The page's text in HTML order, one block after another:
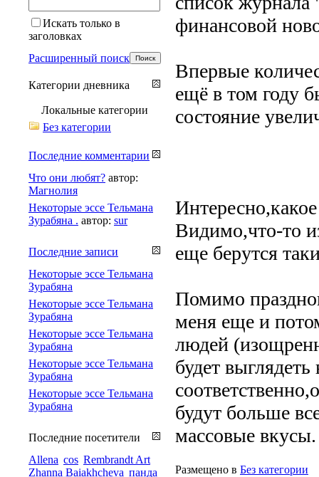
финансовой
Впервые
ещё в том году
состояние
Видимо,что-то
еще берутся
Помимо
меня еще и
людей
будет
будут больше
массовые вкусы.
Размещено в Без категории
Искать только в
заголовках
Расширенный поиск
Категории дневника
Локальные категории
Без категории
Последние комментарии
Что они любят? автор:
Магнолия
Некоторые эссе Тельмана
Зурабяна . автор: sur
Последние записи
Некоторые эссе Тельмана
Зурабяна
Некоторые эссе Тельмана
Зурабяна
Некоторые эссе Тельмана
Зурабяна
Некоторые эссе Тельмана
Зурабяна
Некоторые эссе Тельмана
Зурабяна
Последние посетители
Allena cos Rembrandt Art
Zhanna Baiakhcheva панда